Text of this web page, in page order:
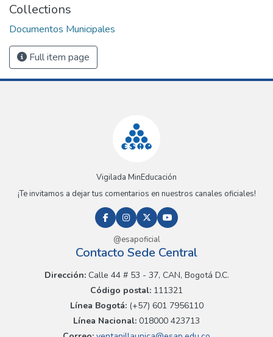
Collections
Documentos Municipales
Full item page
Vigilada MinEducación
¡Te invitamos a dejar tus comentarios en nuestros canales oficiales!
@esapoficial
Contacto Sede Central
Dirección:Calle 44 # 53 - 37, CAN, Bogotá D.C.
Código postal: 111321
Línea Bogotá:(+57) 601 7956110
Línea Nacional: 018000 423713